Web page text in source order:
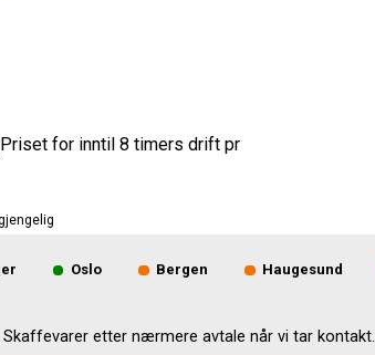
for inntil 8 timers drift pr
Oslo Bergen Haugesund
Skaffevarer etter nærmere avtale når vi tar kontakt.